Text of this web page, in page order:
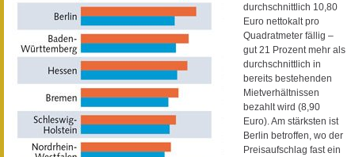
durchschnittlich 10,80
Euro nettokalt pro
Quadratmeter fällig –
gut 21 Prozent mehr als
durchschnittlich in
bereits bestehenden
Mietverhältnissen
bezahlt wird (8,90
Euro). Am stärksten ist
Berlin betroffen, wo der
Preisaufschlag fast ein